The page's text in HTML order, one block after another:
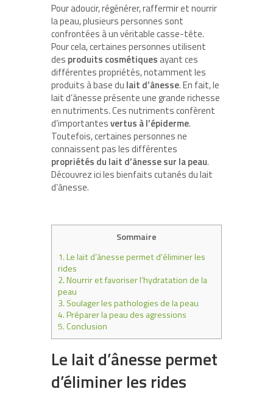
Pour adoucir, régénérer, raffermir et nourrir
la peau, plusieurs personnes sont
confrontées à un véritable casse-tête.
Pour cela, certaines personnes utilisent
des produits cosmétiques ayant ces
différentes propriétés, notamment les
produits à base du lait d’ânesse. En fait, le
lait d’ânesse présente une grande richesse
en nutriments. Ces nutriments confèrent
d’importantesvertus à l’épiderme.
Toutefois, certaines personnes ne
connaissent pas les différentes
propriétés du lait d’ânesse sur la peau.
Découvrez ici les bienfaits cutanés du lait
d’ânesse.
Sommaire
1.Le lait d’ânesse permet d’éliminer les
rides
2.Nourrir et favoriser l’hydratation de la
peau
3. Soulager les pathologies de la peau
4.Préparer la peau des agressions
5.Conclusion
Le lait d’ânesse permet
d’éliminer les rides